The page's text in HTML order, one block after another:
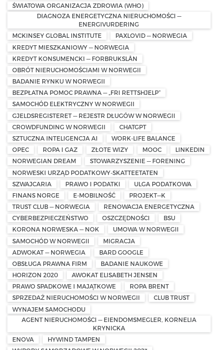
ŚWIATOWA ORGANIZACJA ZDROWIA (WHO)
DIAGNOZA ENERGETYCZNA NIERUCHOMOŚCI —
ENERGIVURDERING
MCKINSEY GLOBAL INSTITUTE
PAXLOVID — NORWEGIA
KREDYT MIESZKANIOWY — NORWEGIA
KREDYT KONSUMENCKI — FORBRUKSLÅN
OBRÓT NIERUCHOMOŚCIAMI W NORWEGII
BADANIE RYNKU W NORWEGII
BEZPŁATNA POMOC PRAWNA — „FRI RETTSHJELP”
SAMOCHÓD ELEKTRYCZNY W NORWEGII
GJELDSREGISTERET — REJESTR DŁUGÓW W NORWEGII
CROWDFUNDING W NORWEGII
CHATGPT
SZTUCZNA INTELIGENCJA AI
WORK-LIFE BALANCE
OPEC
ROPA I GAZ ZŁOTE WIZY MOOC
LINKEDIN
NORWEGIAN DREAM
STOWARZYSZENIE — FORENING
NORWESKI URZĄD PODATKOWY-SKATTEETATEN
SZWAJCARIA
PRAWO I PODATKI
ULGA PODATKOWA
FINANS NORGE
E-MOBILNOŚĆ
PROJEKT—K
TRUST CLUB — NORWEGIA
RENOWACJA ENERGETYCZNA
CYBERBEZPIECZEŃSTWO
OSZCZĘDNOŚCI
BSU
KORONA NORWESKA — NOK
UMOWA W NORWEGII
SAMOCHÓD W NORWEGII
MIGRACJA
ADWOKAT — NORWEGIA
BARD GOOGLE
OBSŁUGA PRAWNA FIRM
BADANIE NAUKOWE
HORIZON 2020
AWOKAT ELISABETH JENSEN
PRAWO SPADKOWE I MAJĄTKOWE
ROPA BRENT
SPRZEDAŻ NIERUCHOMOŚCI W NORWEGII
CLUB TRUST
WYNAJEM SAMOCHODU
AGENT NIERUCHOMOŚCI — EIENDOMSMEGLER, KORNELIA
KRYNICKA
ENOVA
HYWIND TAMPEN